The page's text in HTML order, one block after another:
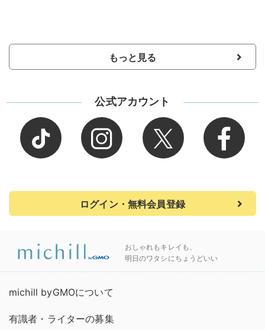
もっと見る
公式アカウント
ログイン・無料会員登録
おしゃれもキレイも、
明日のワタシにちょうどいい
michill byGMOについて
有識者・ライターの募集